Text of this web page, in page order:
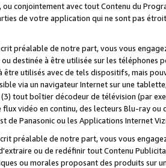
ou conjointement avec tout Contenu du
de votre application qui ne sont pas
préalable de notre part, vous vous
destinée à être utilisée sur les téléphones
être utilisés avec de tels dispositifs, mais
via un navigateur Internet sur une
tout boîtier décodeur de télévision (par
vidéo en continu, des lecteurs Blu-ray
de Panasonic ou les Applications Internet
préalable de notre part, vous vous
ou de redéfinir tout Contenu
ou morales proposant des produits sur